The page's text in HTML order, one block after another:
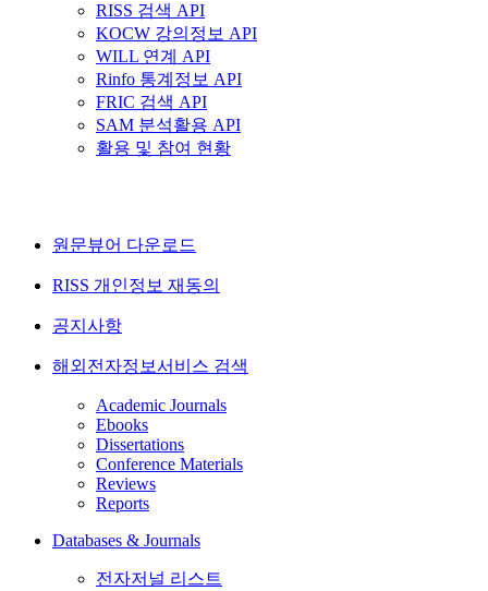
RISS 검색 API
KOCW 강의정보 API
WILL 연계 API
Rinfo 통계정보 API
FRIC 검색 API
SAM 분석활용 API
활용 및 참여 현황
원문뷰어 다운로드
RISS 개인정보 재동의
공지사항
해외전자정보서비스 검색
Academic Journals
Ebooks
Dissertations
Conference Materials
Reviews
Reports
Databases & Journals
전자저널 리스트